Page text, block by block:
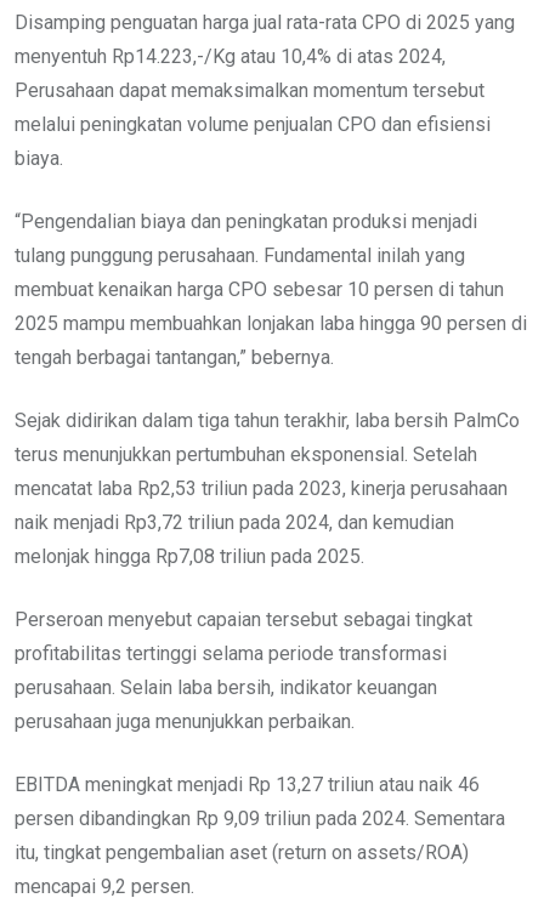
Disamping penguatan harga jual rata-rata CPO di 2025 yang
menyentuh Rp14.223,-/Kg atau 10,4% di atas 2024,
Perusahaan dapat memaksimalkan momentum tersebut
melalui peningkatan volume penjualan CPO dan efisiensi
biaya.
“Pengendalian biaya dan peningkatan produksi menjadi
tulang punggung perusahaan. Fundamental inilah yang
membuat kenaikan harga CPO sebesar 10 persen di tahun
2025 mampu membuahkan lonjakan laba hingga 90 persen di
tengah berbagai tantangan,” bebernya.
Sejak didirikan dalam tiga tahun terakhir, laba bersih PalmCo
terus menunjukkan pertumbuhan eksponensial. Setelah
mencatat laba Rp2,53 triliun pada 2023, kinerja perusahaan
naik menjadi Rp3,72 triliun pada 2024, dan kemudian
melonjak hingga Rp7,08 triliun pada 2025.
Perseroan menyebut capaian tersebut sebagai tingkat
profitabilitas tertinggi selama periode transformasi
perusahaan. Selain laba bersih, indikator keuangan
perusahaan juga menunjukkan perbaikan.
EBITDA meningkat menjadi Rp 13,27 triliun atau naik 46
persen dibandingkan Rp 9,09 triliun pada 2024. Sementara
itu, tingkat pengembalian aset (return on assets/ROA)
mencapai 9,2 persen.